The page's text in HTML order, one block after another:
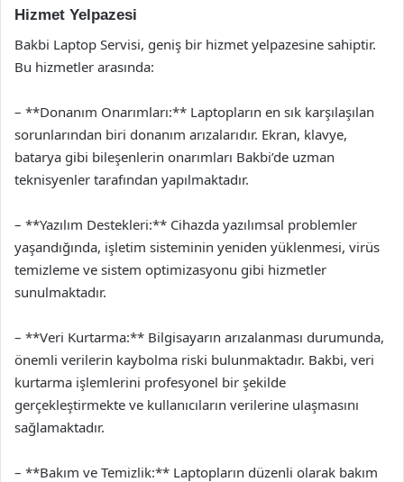
Hizmet Yelpazesi
Bakbi Laptop Servisi, geniş bir hizmet yelpazesine sahiptir.
Bu hizmetler arasında:
– **Donanım Onarımları:** Laptopların en sık karşılaşılan
sorunlarından biri donanım arızalarıdır. Ekran, klavye,
batarya gibi bileşenlerin onarımları Bakbi’de uzman
teknisyenler tarafından yapılmaktadır.
– **Yazılım Destekleri:** Cihazda yazılımsal problemler
yaşandığında, işletim sisteminin yeniden yüklenmesi, virüs
temizleme ve sistem optimizasyonu gibi hizmetler
sunulmaktadır.
– **Veri Kurtarma:** Bilgisayarın arızalanması durumunda,
önemli verilerin kaybolma riski bulunmaktadır. Bakbi, veri
kurtarma işlemlerini profesyonel bir şekilde
gerçekleştirmekte ve kullanıcıların verilerine ulaşmasını
sağlamaktadır.
– **Bakım ve Temizlik:** Laptopların düzenli olarak bakım